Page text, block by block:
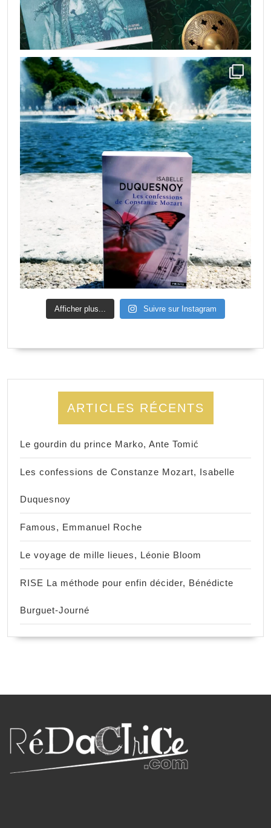
Afficher plus... Suivre sur Instagram
ARTICLES RÉCENTS
Le gourdin du prince Marko, Ante Tomić
Les confessions de Constanze Mozart, Isabelle
Duquesnoy
Famous, Emmanuel Roche
Le voyage de mille lieues, Léonie Bloom
RISE La méthode pour enfin décider, Bénédicte
Burguet-Journé